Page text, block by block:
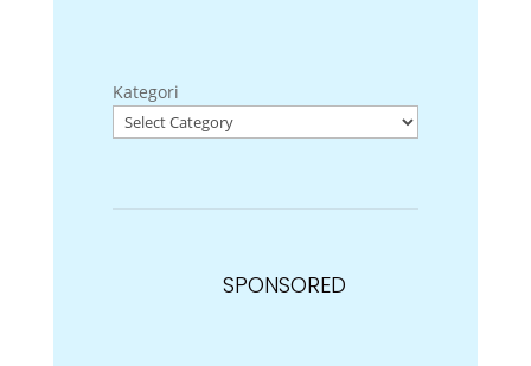
Kategori
SPONSORED